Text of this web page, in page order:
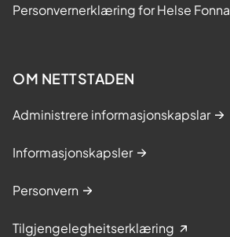
Personvernerklæring for Helse Fonna
OM NETTSTADEN
Administrere informasjonskapslar
Informasjonskapsler
Personvern
Tilgjengelegheitserklæring